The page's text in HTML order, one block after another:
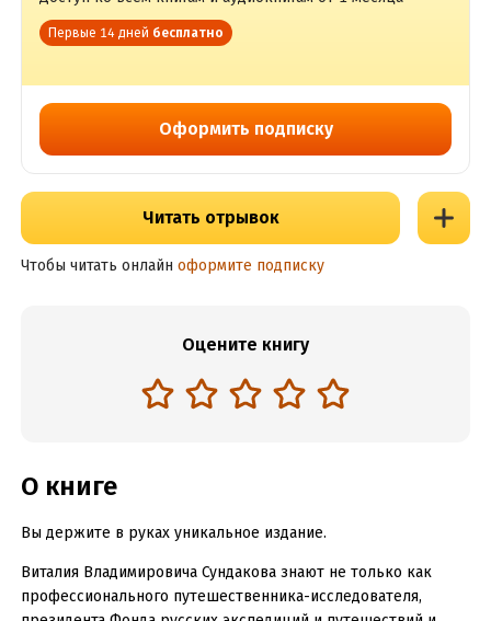
Первые 14 дней бесплатно
Оформить подписку
Читать отрывок
Чтобы читать онлайн оформите подписку
Оцените книгу
О книге
Вы держите в руках уникальное издание.
Виталия Владимировича Сундакова знают не только как
профессионального путешественника-исследователя,